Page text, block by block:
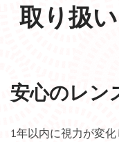
取り扱
安心のレン
1年以内に視力が変